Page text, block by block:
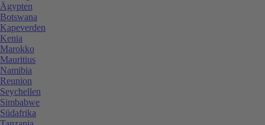
Ägypten
Botswana
Kapeverden
Kenia
Marokko
Mauritius
Namibia
Reunion
Seychellen
Simbabwe
Südafrika